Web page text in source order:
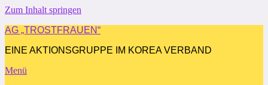
Zum Inhalt springen
AG „TROSTFRAUEN“
EINE AKTIONSGRUPPE IM KOREA VERBAND
Menü